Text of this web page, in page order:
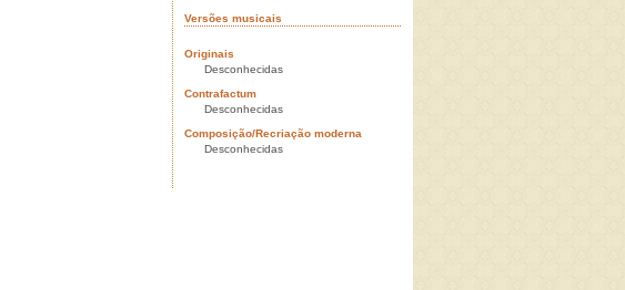
Versões musicais
Originais
Desconhecidas
Contrafactum
Desconhecidas
Composição/Recriação moderna
Desconhecidas